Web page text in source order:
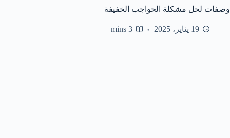
وصفات لحل مشكلة الحواجب الخفيفة
19 يناير، 2025 3 mins